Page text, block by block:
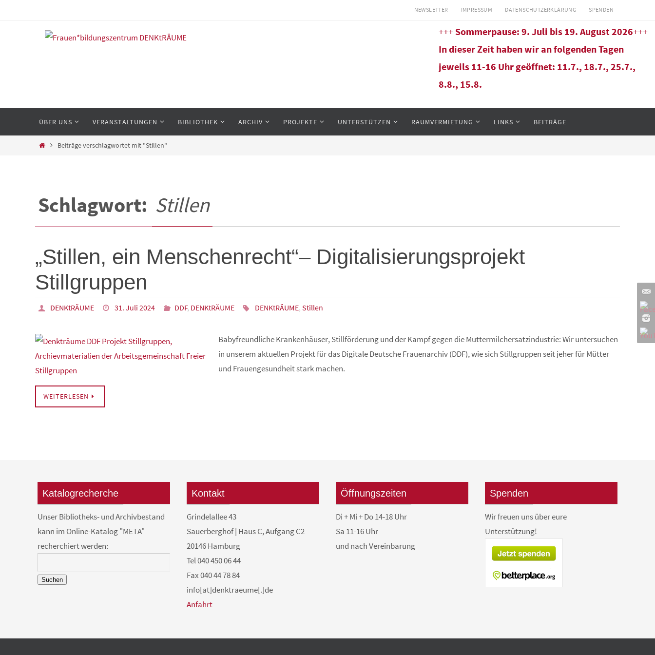
NEWSLETTER IMPRESSUM DATENSCHUTZERKLÄRUNG SPENDEN
+++ Sommerpause: 9. Juli bis 19. August 2026+++
In dieser Zeit haben wir an folgenden Tagen
jeweils 11-16 Uhr geöffnet: 11.7., 18.7., 25.7.,
8.8., 15.8.
springen
ÜBER UNS VERANSTALTUNGEN BIBLIOTHEK ARCHIV PROJEKTE UNTERSTÜTZEN RAUMVERMIETUNG LINKS BEITRÄGE
StartBeiträge verschlagwortet mit "Stillen"
Schlagwort: Stillen
„Stillen, ein Menschenrecht“– Digitalisierungsprojekt
Stillgruppen
DENKtRÄUME 31. Juli 2024 DDF, DENKtRÄUME DENKtRÄUME, Stillen
Babyfreundliche Krankenhäuser, Stillförderung und der Kampf gegen die Muttermilchersatzindustrie: Wir untersuchen
in unserem aktuellen Projekt für das Digitale Deutsche Frauenarchiv (DDF), wie sich Stillgruppen seit jeher für Mütter
und Frauengesundheit stark machen.
WEITERLESEN
Katalogrecherche
Unser Bibliotheks- und Archivbestand
kann im Online-Katalog "META"
recherchiert werden:
Suchen
Kontakt
Grindelallee 43
Sauerberghof | Haus C, Aufgang C2
20146 Hamburg
Tel 040 450 06 44
Fax 040 44 78 84
info[at]denktraeume[.]de
Anfahrt
Öffnungszeiten
Di + Mi + Do 14-18 Uhr
Sa 11-16 Uhr
und nach Vereinbarung
Spenden
Wir freuen uns über eure
Unterstützung!